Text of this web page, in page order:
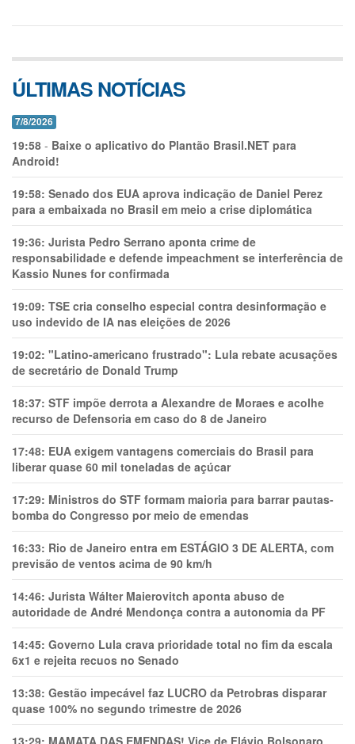
ÚLTIMAS NOTÍCIAS
7/8/2026
19:58 - Baixe o aplicativo do Plantão Brasil.NET para
Android!
19:58: Senado dos EUA aprova indicação de Daniel Perez
para a embaixada no Brasil em meio a crise diplomática
19:36: Jurista Pedro Serrano aponta crime de
responsabilidade e defende impeachment se interferência de
Kassio Nunes for confirmada
19:09: TSE cria conselho especial contra desinformação e
uso indevido de IA nas eleições de 2026
19:02: "Latino-americano frustrado": Lula rebate acusações
de secretário de Donald Trump
18:37: STF impõe derrota a Alexandre de Moraes e acolhe
recurso de Defensoria em caso do 8 de Janeiro
17:48: EUA exigem vantagens comerciais do Brasil para
liberar quase 60 mil toneladas de açúcar
17:29: Ministros do STF formam maioria para barrar pautas-
bomba do Congresso por meio de emendas
16:33: Rio de Janeiro entra em ESTÁGIO 3 DE ALERTA, com
previsão de ventos acima de 90 km/h
14:46: Jurista Wálter Maierovitch aponta abuso de
autoridade de André Mendonça contra a autonomia da PF
14:45: Governo Lula crava prioridade total no fim da escala
6x1 e rejeita recuos no Senado
13:38: Gestão impecável faz LUCRO da Petrobras disparar
quase 100% no segundo trimestre de 2026
13:29: MAMATA DAS EMENDAS! Vice de Flávio Bolsonaro